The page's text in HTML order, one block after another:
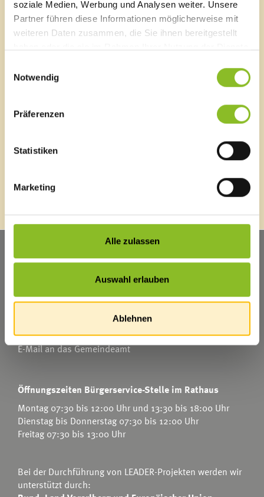
soziale Medien, Werbung und Analysen weiter. Unsere
Partner führen diese Informationen möglicherweise mit
weiteren Daten zusammen, die Sie ihnen bereitgestellt
Notwendig
Präferenzen
Statistiken
Marketing
Alle zulassen
Auswahl erlauben
Ablehnen
Schnellzugriff
Veröffentlichungsportal
Blackout
Bürgermeldungen
News Archiv
Energieeffiziente Gemeinde
Österreich
F 0043 5522 51534-6
E-Mail an das Gemeindeamt
Öffnungszeiten Bürgerservice-Stelle im Rathaus
Montag 07:30 bis 12:00 Uhr und 13:30 bis 18:00 Uhr
Dienstag bis Donnerstag 07:30 bis 12:00 Uhr
Freitag 07:30 bis 13:00 Uhr
Bei der Durchführung von LEADER-Projekten werden wir
unterstützt durch: